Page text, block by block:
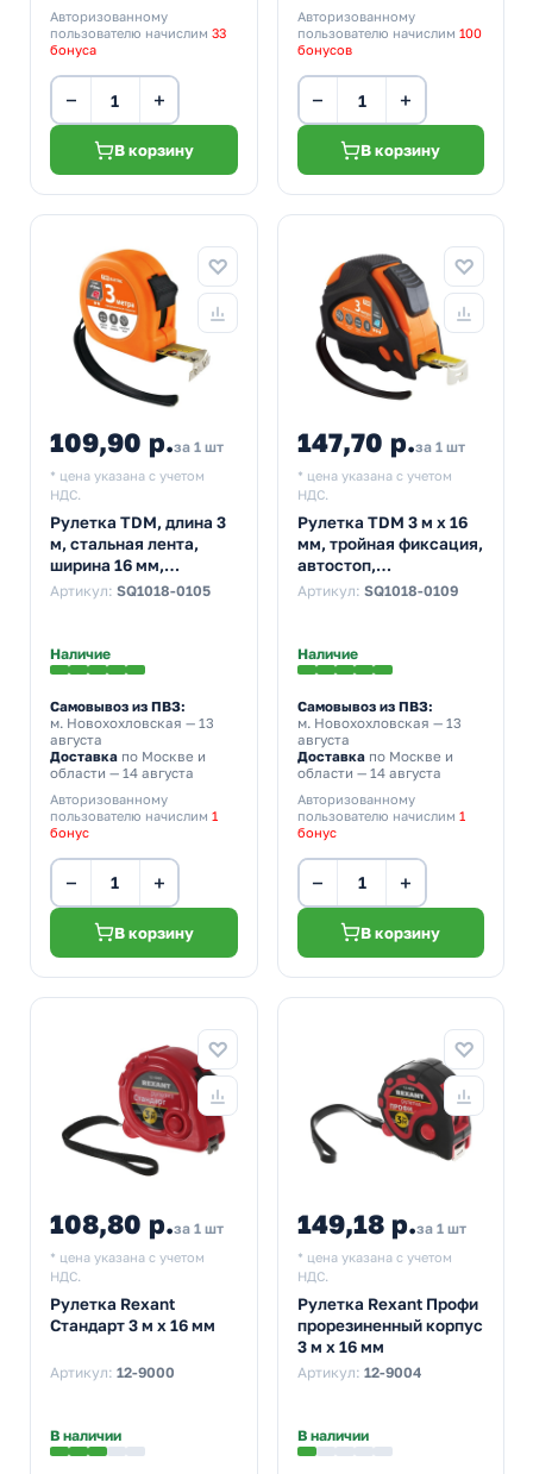
Авторизованному
пользователю начислим 33
бонуса
− +
В корзину
Авторизованному
пользователю начислим 100
бонусов
− +
В корзину
109,90 р.за 1 шт
* цена указана с учетом
НДС.
Рулетка TDM, длина 3
м, стальная лента,
ширина 16 мм,
прорезиненное
Артикул: SQ1018-0105
Наличие
Самовывоз из ПВЗ:
м. Новохохловская — 13
августа
Доставка по Москве и
области — 14 августа
Авторизованному
пользователю начислим 1
бонус
− +
В корзину
147,70 р.за 1 шт
* цена указана с учетом
НДС.
Рулетка TDM 3 м х 16
мм, тройная фиксация,
автостоп,
обрезиненный корпус,
Артикул: SQ1018-0109
Наличие
Самовывоз из ПВЗ:
м. Новохохловская — 13
августа
Доставкапо Москве и
области — 14 августа
Авторизованному
пользователю начислим 1
бонус
− +
В корзину
108,80 р.за 1 шт
* цена указана с учетом
НДС.
Рулетка Rexant
Стандарт 3 м х 16 мм
Артикул: 12-9000
В наличии
149,18 р.за 1 шт
* цена указана с учетом
НДС.
Рулетка Rexant Профи
прорезиненный корпус
3 м х 16 мм
Артикул: 12-9004
В наличии